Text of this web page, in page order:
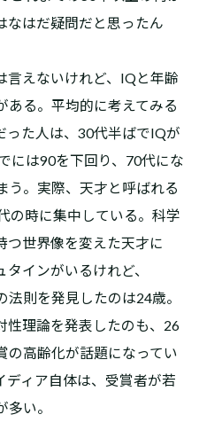
なはだ疑問だと思ったん
えないけれど、IQと年齢
ある。平均的に考えてみる
った人は、30代半ばでIQが
には90を下回り、70代にな
う。実際、天才と呼ばれる
の時に集中している。科学
つ世界像を変えた天才に
インがいるけれど、
則を発見したのは24歳。
性理論を発表したのも、26
の高齢化が話題になってい
ディア自体は、受賞者が若
い。